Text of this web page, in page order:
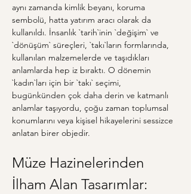
aynı zamanda kimlik beyanı, koruma
sembolü, hatta yatırım aracı olarak da
kullanıldı. İnsanlık `tarih`inin `değişim` ve
`dönüşüm` süreçleri, `takı`ların formlarında,
kullanılan malzemelerde ve taşıdıkları
anlamlarda hep iz bıraktı. O dönemin
`kadın`ları için bir `takı` seçimi,
bugünkünden çok daha derin ve katmanlı
anlamlar taşıyordu, çoğu zaman toplumsal
konumlarını veya kişisel hikayelerini sessizce
anlatan birer objedir.
Müze Hazinelerinden
İlham Alan Tasarımlar: